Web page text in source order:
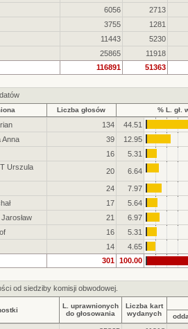
6056
2713
3755
1281
11443
5230
25865
11918
116891 51363
Liczba głosów % L. gł.
134
44.51
Anna 39
12.95
16 5.31
Urszula
20 6.64
24
7.97
17
5.64
21
6.97
16
5.31
14
4.65
301 100.00
od siedziby komisji obwodowej.
L. uprawnionych
do głosowania
Liczba kart
wydanych